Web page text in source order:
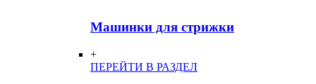
Машинки для стрижки
+
ПЕРЕЙТИ В РАЗДЕЛ